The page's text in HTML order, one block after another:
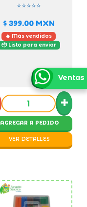
⭐⭐⭐⭐⭐
$ 399.00 MXN
🔥 Más vendidos
📦 Listo para enviar
+
AGREGAR A PEDIDO
VER DETALLES
Ventas